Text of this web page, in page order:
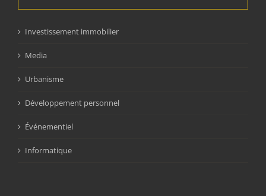
Investissement immobilier
Media
Urbanisme
Développement personnel
Événementiel
Informatique